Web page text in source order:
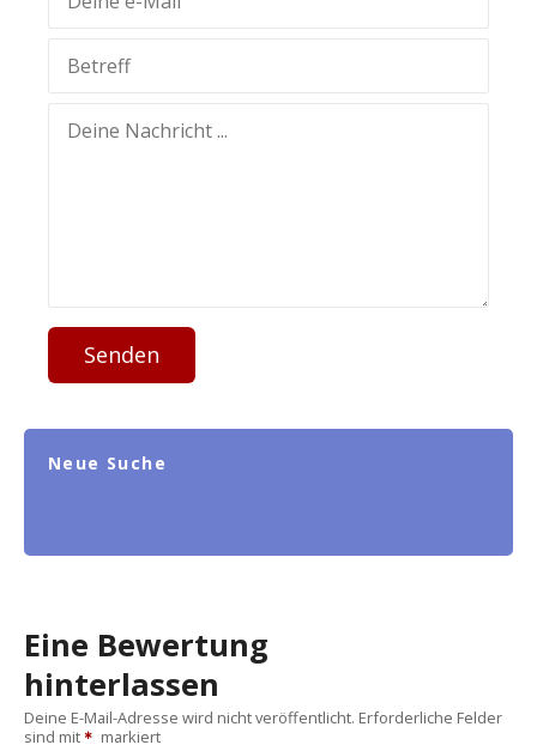
Senden
Neue Suche
Eine Bewertung
hinterlassen
Deine E-Mail-Adresse wird nicht veröffentlicht. Erforderliche Felder
sind mit
markiert